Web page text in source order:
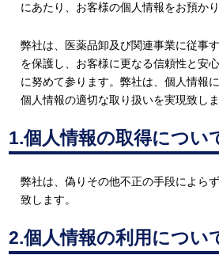
にあたり、お客様の個人情報をお預か
弊社は、医薬品卸及び関連事業に従事
を保護し、お客様に更なる信頼性と安
に努めて参ります。弊社は、個人情報
個人情報の適切な取り扱いを実現致しま
1.個人情報の取得につい
弊社は、偽りその他不正の手段によら
致します。
2.個人情報の利用につい